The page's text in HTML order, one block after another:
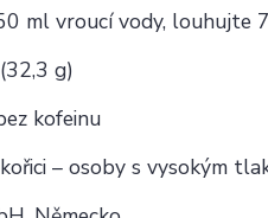
ml vroucí vody, louhujte
g)
kofeinu
– osoby s vysokým